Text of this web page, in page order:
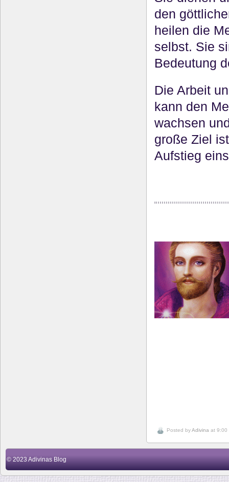
den
heilen die
selbst. Sie
Bedeutung
Die Arbeit
kann den
wachsen
große Ziel
Aufstieg
Posted byAdivina at 9:00
© 2023Adivinas Blog